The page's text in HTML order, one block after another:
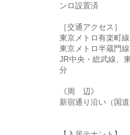
ンロ設置済
［交通アクセス］
東京メトロ有楽町
東京メトロ半蔵門
JR中央・総武線、
分
《周 辺》
新宿通り沿い（国